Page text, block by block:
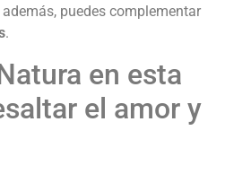
puedes complementar
.
en esta
el amor y